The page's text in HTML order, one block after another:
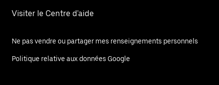
Visiter le Centre d'aide
Ne pas vendre ou partager mes renseignements personnels
Politique relative aux données Google